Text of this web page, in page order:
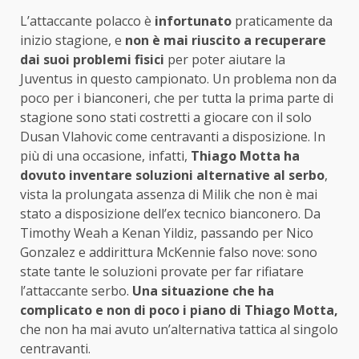
L’attaccante polacco è infortunato praticamente da
inizio stagione, e non è mai riuscito a recuperare
dai suoi problemi fisici per poter aiutare la
Juventus in questo campionato. Un problema non da
poco per i bianconeri, che per tutta la prima parte di
stagione sono stati costretti a giocare con il solo
Dusan Vlahovic come centravanti a disposizione. In
più di una occasione, infatti, Thiago Motta ha
dovuto inventare soluzioni alternative al serbo,
vista la prolungata assenza di Milik che non è mai
stato a disposizione dell’ex tecnico bianconero. Da
Timothy Weah a Kenan Yildiz, passando per Nico
Gonzalez e addirittura McKennie falso nove: sono
state tante le soluzioni provate per far rifiatare
l’attaccante serbo. Una situazione che ha
complicato e non di poco i piano di Thiago Motta,
che non ha mai avuto un’alternativa tattica al singolo
centravanti.